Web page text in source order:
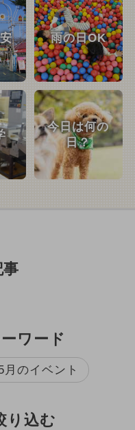
雨の日OK
今日は何の
日？
ワード
月のイベント
り込む